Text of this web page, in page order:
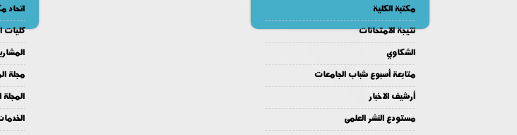
مكتبة الكلية
نتيجة الامتحانات
الشكاوي
متابعة أسبوع شباب الجامعات
أرشيف الاخبار
مستودع النشر العلمى
اتحاد
كليات
مجلة
المجلة